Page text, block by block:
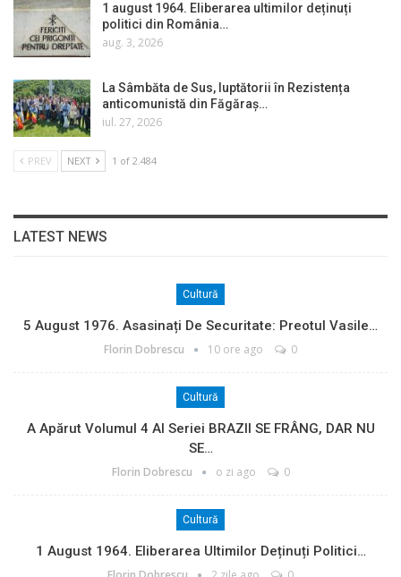
1 august 1964. Eliberarea ultimilor deținuți
politici din România…
aug. 3, 2026
La Sâmbăta de Sus, luptătorii în Rezistența
anticomunistă din Făgăraș…
iul. 27, 2026
PREV NEXT 1 of 2.484
LATEST NEWS
Cultură
5 August 1976. Asasinați De Securitate: Preotul Vasile…
Florin Dobrescu 10 ore ago 0
Cultură
A Apărut Volumul 4 Al Seriei BRAZII SE FRÂNG, DAR NU
SE…
Florin Dobrescu o zi ago 0
Cultură
1 August 1964. Eliberarea Ultimilor Deținuți Politici…